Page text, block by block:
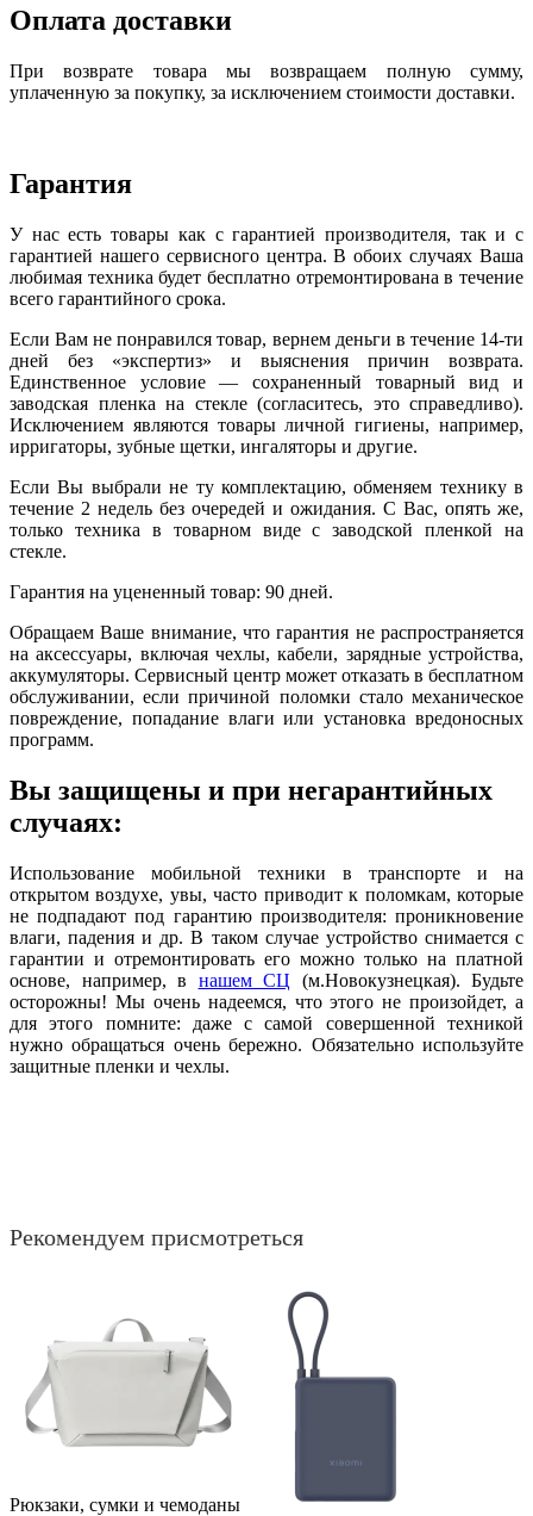
Оплата доставки
При возврате товара мы возвращаем полную сумму,
уплаченную за покупку, за исключением стоимости доставки.
Гарантия
У нас есть товары как с гарантией производителя, так и с
гарантией нашего сервисного центра. В обоих случаях Ваша
любимая техника будет бесплатно отремонтирована в течение
всего гарантийного срока.
Если Вам не понравился товар, вернем деньги в течение 14-ти
дней без «экспертиз» и выяснения причин возврата.
Единственное условие — сохраненный товарный вид и
заводская пленка на стекле (согласитесь, это справедливо).
Исключением являются товары личной гигиены, например,
ирригаторы, зубные щетки, ингаляторы и другие.
Если Вы выбрали не ту комплектацию, обменяем технику в
течение 2 недель без очередей и ожидания. С Вас, опять же,
только техника в товарном виде с заводской пленкой на
стекле.
Гарантия на уцененный товар: 90 дней.
Обращаем Ваше внимание, что гарантия не распространяется
на аксессуары, включая чехлы, кабели, зарядные устройства,
аккумуляторы. Сервисный центр может отказать в бесплатном
обслуживании, если причиной поломки стало механическое
повреждение, попадание влаги или установка вредоносных
программ.
Вы защищены и при негарантийных
случаях:
Использование мобильной техники в транспорте и на
открытом воздухе, увы, часто приводит к поломкам, которые
не подпадают под гарантию производителя: проникновение
влаги, падения и др. В таком случае устройство снимается с
гарантии и отремонтировать его можно только на платной
основе, например, в нашем СЦ (м.Новокузнецкая). Будьте
осторожны! Мы очень надеемся, что этого не произойдет, а
для этого помните: даже с самой совершенной техникой
нужно обращаться очень бережно. Обязательно используйте
защитные пленки и чехлы.
Рекомендуем присмотреться
Рюкзаки, сумки и чемоданы